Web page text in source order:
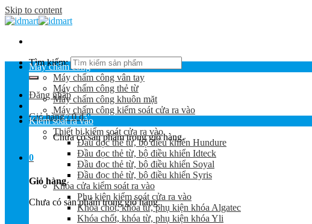
Skip to content
Tìm kiếm:
Đăng nhập
Giỏ hàng /0₫ 0
Chưa có sản phẩm trong giỏ hàng.
0
Giỏ hàng
Chưa có sản phẩm trong giỏ hàng.
Máy chấm công
Máy chấm công vân tay
Máy chấm công thẻ từ
Máy chấm công khuôn mặt
Máy chấm công kiểm soát cửa ra vào
Kiểm soát ra vào
Thiết bị kiểm soát cửa ra vào
Đầu đọc thẻ từ, bộ điều khiển Hundure
Đầu đọc thẻ từ, bộ điều khiển Idteck
Đầu đọc thẻ từ, bộ điều khiển Soyal
Đầu đọc thẻ từ, bộ điều khiển Syris
Khóa cửa kiểm soát ra vào
Phụ kiện kiểm soát cửa ra vào
Khóa chốt, khóa từ, phụ kiện khóa Algatec
Khóa chốt, khóa từ, phụ kiện khóa Yli